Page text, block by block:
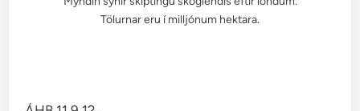
Tölurnar eru í milljónum hektara.